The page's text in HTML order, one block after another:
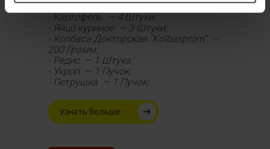
- Огурец — 3 Штуки;
- Картофель — 4 Штуки;
- Яйцо куриное — 3 Штуки;
- Колбаса Докторская ''Kolbasprom'' —
200 Грамм;
- Редис — 1 Штука;
- Укроп — 1 Пучок;
- Петрушка — 1 Пучок;
Узнать больше